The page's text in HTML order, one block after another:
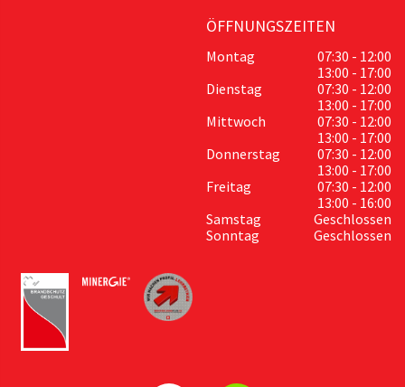
ÖFFNUNGSZEITEN
Montag
07:30 - 12:00
13:00 - 17:00
Dienstag
07:30 - 12:00
13:00 - 17:00
Mittwoch
07:30 - 12:00
13:00 - 17:00
Donnerstag
07:30 - 12:00
13:00 - 17:00
Freitag
07:30 - 12:00
13:00 - 16:00
Samstag
Geschlossen
Sonntag
Geschlossen